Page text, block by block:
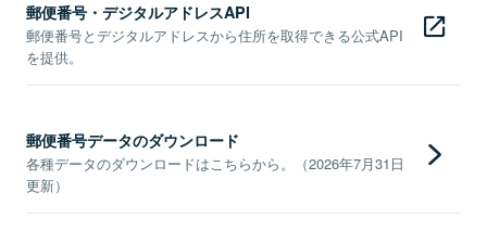
郵便番号・デジタルアドレスAPI
郵便番号とデジタルアドレスから住所を取得できる公式API
を提供。
郵便番号データのダウンロード
各種データのダウンロードはこちらから。（2026年7月31日
更新）